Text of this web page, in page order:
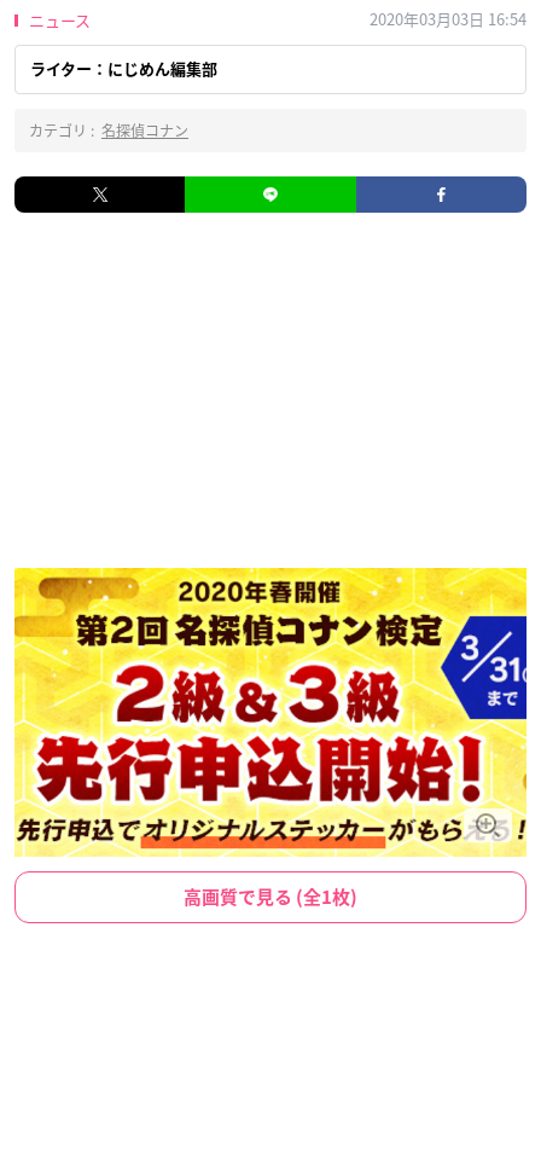
ニュース 2020年03月03日 16:54
ライター：にじめん編集部
カテゴリ : 名探偵コナン
高画質で見る (全1枚)